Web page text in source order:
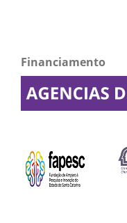
Financiamento